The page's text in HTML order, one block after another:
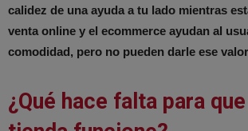
calidez de una ayuda a tu lado mientras
venta online y el ecommerce ayudan al
comodidad, pero no pueden darle ese
¿Qué hace falta para